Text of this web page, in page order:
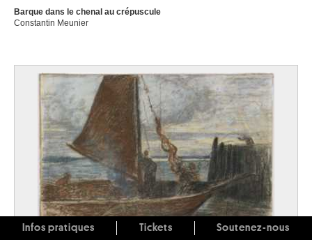
Barque dans le chenal au crépuscule
Constantin Meunier
Infos pratiques Tickets Soutenez-nous